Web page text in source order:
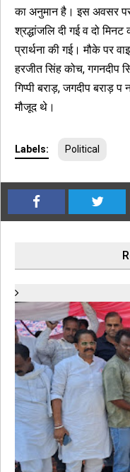
का अनुमान है। इस अवसर
श्रद्धांजलि दी गई व दो
प्रार्थना की गई। मौके पर
हरजीत सिंह कोच, गगनदीप
गिप्पी बराड़, जगदीप बराड़
मौजूद थे।
Labels: Political